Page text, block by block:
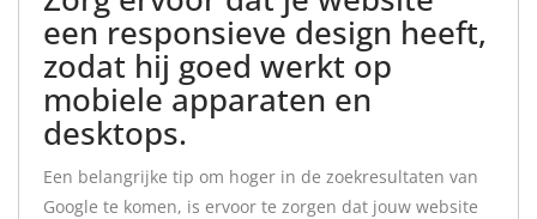
een responsieve design heeft,
zodat hij goed werkt op
mobiele apparaten en
desktops.
Een belangrijke tip om hoger in de zoekresultaten van
Google te komen, is ervoor te zorgen dat jouw website